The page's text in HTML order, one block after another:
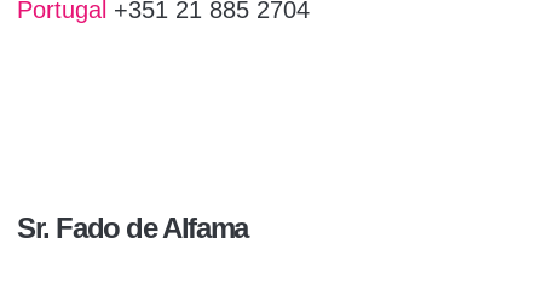
Portugal +351 21 885 2704
Sr. Fado de Alfama